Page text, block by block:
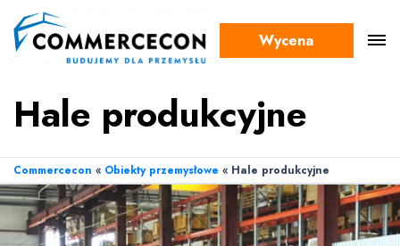
Wycena
Hale produkcyjne
Commercecon « Obiekty przemysłowe « Hale produkcyjne